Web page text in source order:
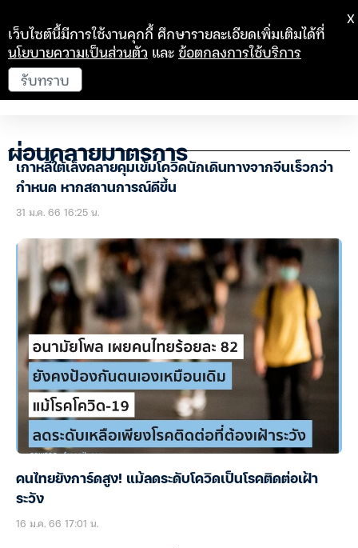
ผ่อนคลายมาตรการ
เกาหลีใต้เล็งคลายคุมเข้มโควิดนักเดินทางจากจีนเร็วกว่า
กำหนด หากสถานการณ์ดีขึ้น
31 ม.ค. 66 16:25 น.
คนไทยยังการ์ดสูง! แม้ลดระดับโควิดเป็นโรคติดต่อเฝ้า
ระวัง
16 ม.ค. 66 17:01 น.
เว็บไซต์นี้มีการใช้งานคุกกี้ ศึกษารายละเอียดเพิ่มเติมได้ที่
นโยบายความเป็นส่วนตัว และข้อตกลงการใช้บริการ
รับทราบ
X